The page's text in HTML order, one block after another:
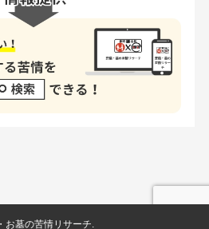
お墓の苦情リサーチ.